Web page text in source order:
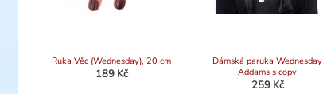
Ruka Věc (Wednesday), 20 cm
189 Kč
Dámská paruka Wednesday
Addams s copy
259 Kč